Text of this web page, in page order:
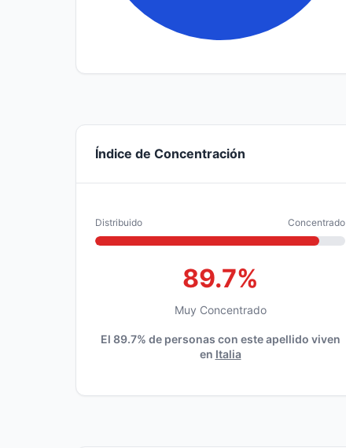
Índice de Concentración
Distribuido Concentrado
89.7%
Muy Concentrado
El 89.7% de personas con este apellido viven
en Italia